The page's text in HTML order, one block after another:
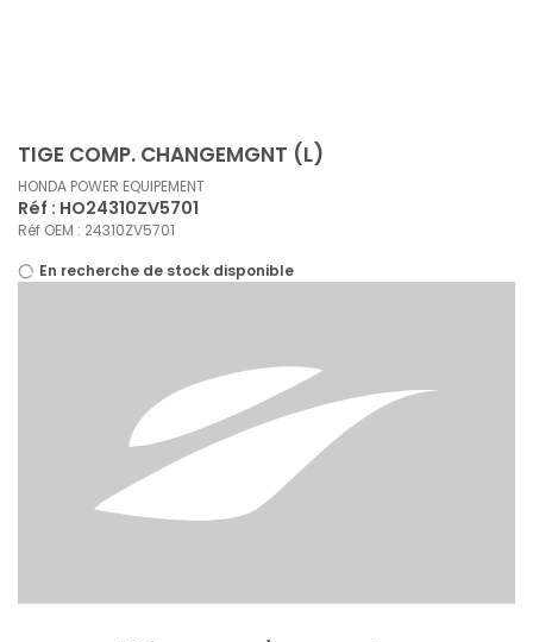
TIGE COMP. CHANGEMGNT (L)
HONDA POWER EQUIPEMENT
Réf : HO24310ZV5701
Réf OEM : 24310ZV5701
En recherche de stock disponible